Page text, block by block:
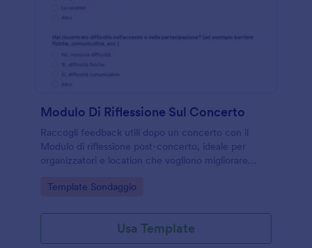
Modulo Di Riflessione Sul Concerto
Raccogli feedback utili dopo un concerto con il
Modulo di riflessione post-concerto, ideale per
organizzatori e location che vogliono migliorare
comunicazione e gestione dell’evento.
Go to Category:
Template Sondaggio
Usa Template